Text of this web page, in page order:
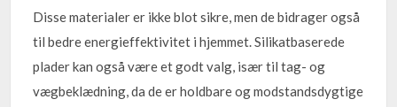
Disse materialer er ikke blot sikre, men de bidrager også
til bedre energieffektivitet i hjemmet. Silikatbaserede
plader kan også være et godt valg, især til tag- og
vægbeklædning, da de er holdbare og modstandsdygtige